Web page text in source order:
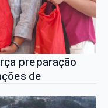
preparação
de